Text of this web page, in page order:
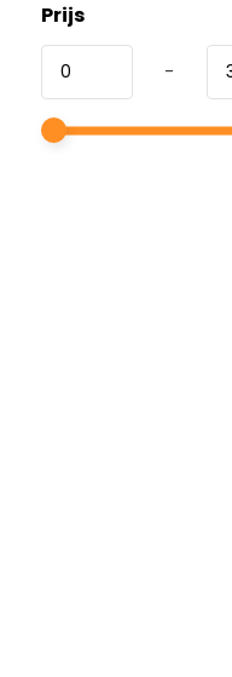
Prijs
-